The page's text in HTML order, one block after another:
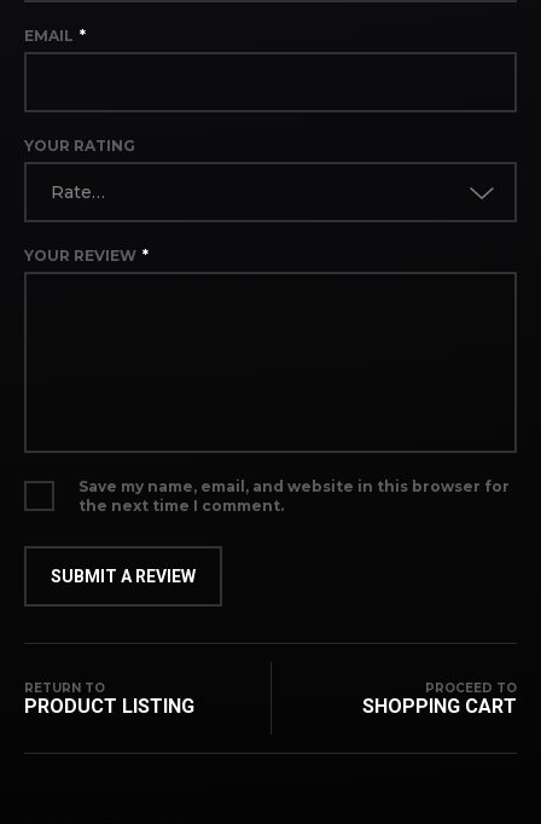
EMAIL *
YOUR RATING
Rate…
YOUR REVIEW *
Save my name, email, and website in this browser for
the next time I comment.
RETURN TO
PRODUCT LISTING
PROCEED TO
SHOPPING CART